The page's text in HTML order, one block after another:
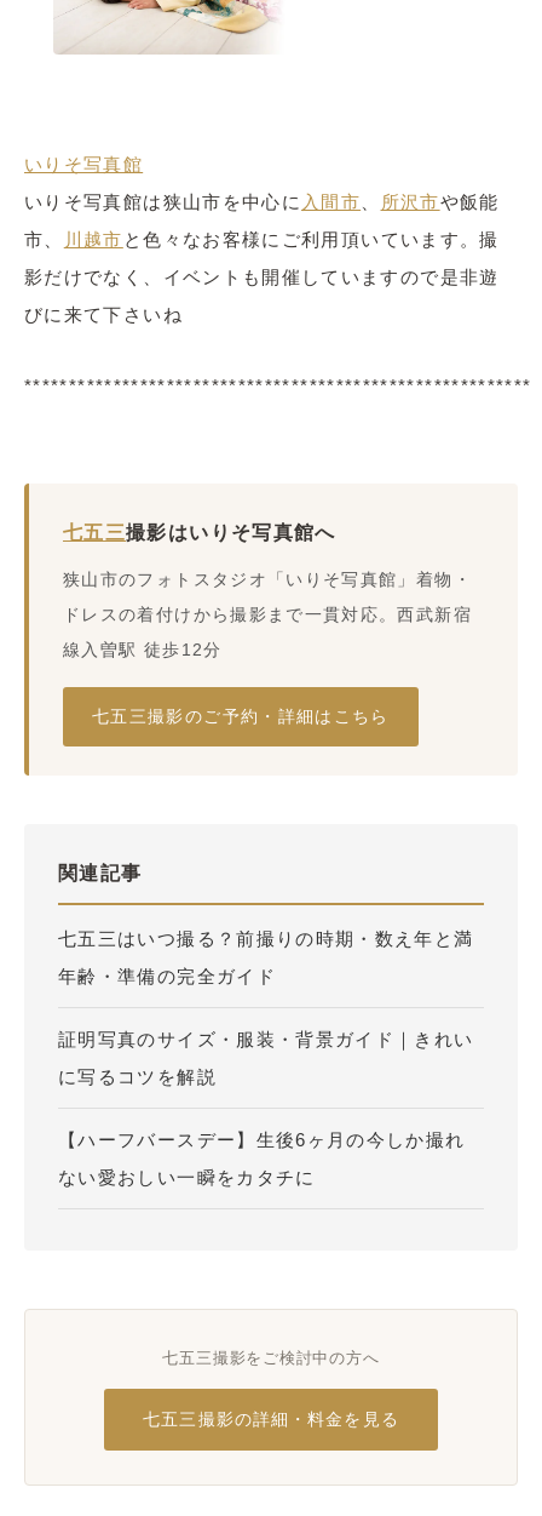
いりそ写真館
いりそ写真館は狭山市を中心に 入間市 所沢市や飯能
市、
川越市 と色々なお客様にご利用頂いています。撮
影だけでなく、イベントも開催していますので是非遊
びに来て下さいね
*********************************************************
七五三撮影はいりそ写真館へ
狭山市のフォトスタジオ「いりそ写真館」着物・
ドレスの着付けから撮影まで一貫対応。西武新宿
線入曽駅 徒歩12分
七五三撮影のご予約・詳細はこちら
関連記事
七五三はいつ撮る？前撮りの時期・数え年と満
年齢・準備の完全ガイド
証明写真のサイズ・服装・背景ガイド｜きれい
に写るコツを解説
【ハーフバースデー】生後6ヶ月の今しか撮れ
ない愛おしい一瞬をカタチに
七五三撮影をご検討中の方へ
七五三撮影の詳細・料金を見る